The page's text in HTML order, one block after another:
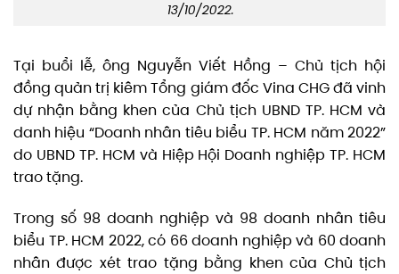
13/10/2022.
Tại buổi lễ, ông Nguyễn Viết Hồng – Chủ tịch hội
đồng quản trị kiêm Tổng giám đốc Vina CHG đã vinh
dự nhận bằng khen của Chủ tịch UBND TP. HCM và
danh hiệu “Doanh nhân tiêu biểu TP. HCM năm 2022”
do UBND TP. HCM và Hiệp Hội Doanh nghiệp TP. HCM
trao tặng.
Trong số 98 doanh nghiệp và 98 doanh nhân tiêu
biểu TP. HCM 2022, có 66 doanh nghiệp và 60 doanh
nhân được xét trao tặng bằng khen của Chủ tịch